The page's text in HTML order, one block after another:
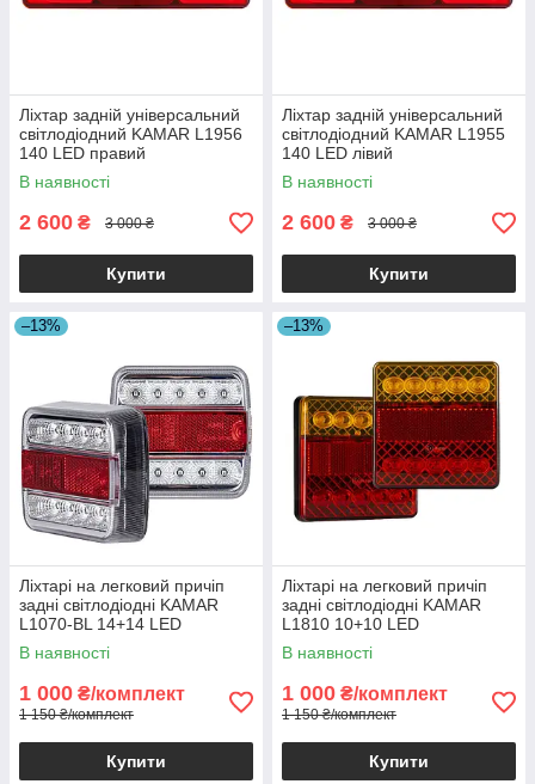
Ліхтар задній універсальний
світлодіодний KAMAR L1956
140 LED правий
В наявності
2 600 ₴ 3 000 ₴
Купити
Ліхтар задній універсальний
світлодіодний KAMAR L1955
140 LED лівий
В наявності
2 600 ₴ 3 000 ₴
Купити
–13%
Ліхтарі на легковий причіп
задні світлодіодні KAMAR
L1070-BL 14+14 LED
стоп+габарит+поворот+підсві
чування номера
В наявності
1 000 ₴/комплект
1 150 ₴/комплект
Купити
–13%
Ліхтарі на легковий причіп
задні світлодіодні KAMAR
L1810 10+10 LED
стоп+габарит+поворот
В наявності
1 000 ₴/комплект
1 150 ₴/комплект
Купити